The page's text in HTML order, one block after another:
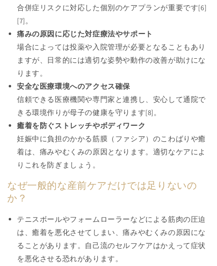
合併症リスクに対応した個別のケアプランが重要です[6]
[7]。
痛みの原因に応じた対症療法やサポート
場合によっては投薬や入院管理が必要となることもあり
ますが、日常的には適切な姿勢や動作の改善が助けにな
ります。
安全な医療環境へのアクセス確保
信頼できる医療機関や専門家と連携し、安心して通院で
きる環境作りが母子の健康を守ります[8]。
癒着を防ぐストレッチやボディワーク
妊娠中に負担のかかる筋膜（ファシア）のこわばりや癒
着は、痛みやむくみの原因となります。適切なケアによ
りこれを防ぎましょう。
なぜ一般的な産前ケアだけでは足りないの
か？
テニスボールやフォームローラーなどによる筋肉の圧迫
は、癒着を悪化させてしまい、痛みやむくみの原因にな
ることがあります。自己流のセルフケアはかえって症状
を悪化させる恐れがあります。